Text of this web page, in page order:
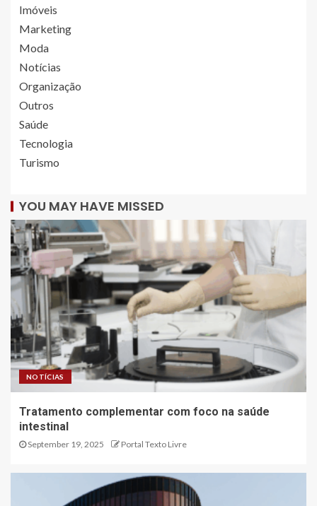
Imóveis
Marketing
Moda
Notícias
Organização
Outros
Saúde
Tecnologia
Turismo
YOU MAY HAVE MISSED
NOTÍCIAS
Tratamento complementar com foco na saúde
intestinal
September 19, 2025 Portal Texto Livre